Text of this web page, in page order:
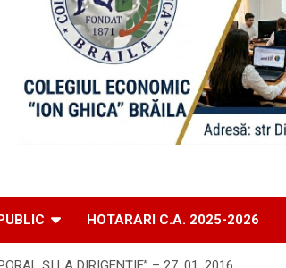
HOTARARI C.A. 2025-2026